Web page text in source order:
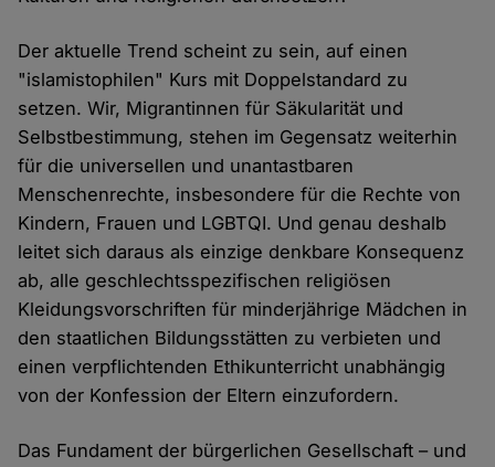
Der aktuelle Trend scheint zu sein, auf einen
"islamistophilen" Kurs mit Doppelstandard zu
setzen. Wir, Migrantinnen für Säkularität und
Selbstbestimmung, stehen im Gegensatz weiterhin
für die universellen und unantastbaren
Menschenrechte, insbesondere für die Rechte von
Kindern, Frauen und LGBTQI. Und genau deshalb
leitet sich daraus als einzige denkbare Konsequenz
ab, alle geschlechtsspezifischen religiösen
Kleidungsvorschriften für minderjährige Mädchen in
den staatlichen Bildungsstätten zu verbieten und
einen verpflichtenden Ethikunterricht unabhängig
von der Konfession der Eltern einzufordern.
Das Fundament der bürgerlichen Gesellschaft – und